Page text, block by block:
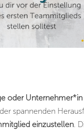
oder Unternehmer*in
spannenden
einzustellen.